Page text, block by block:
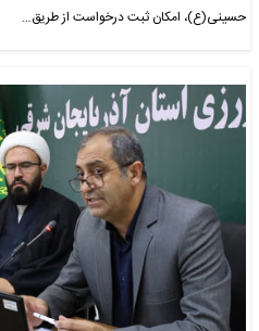
حسینی(ع)، امکان ثبت درخواست از طریق…